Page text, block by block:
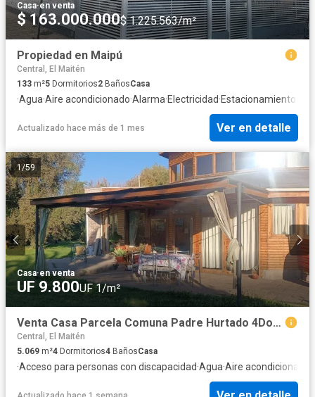
Casa·en venta
$ 163.000.000$ 1.225.563/m²
Propiedad en Maipú
Central, El Maitén
133 m²5 Dormitorios2 BañosCasa
·Agua·Aire acondicionado·Alarma·Electricidad·Estacionamiento
Actualizado hace más de 1 mes Ver en detalle
1/59
Casa·en venta
UF 9.800UF 1/m²
Venta Casa Parcela Comuna Padre Hurtado 4Dorm 4Baños varios estacionamientos Condominio Cerrado
Central, El Maitén
5.069 m²4 Dormitorios4 BañosCasa
·Acceso para personas con discapacidad·Agua·Aire acondicionado